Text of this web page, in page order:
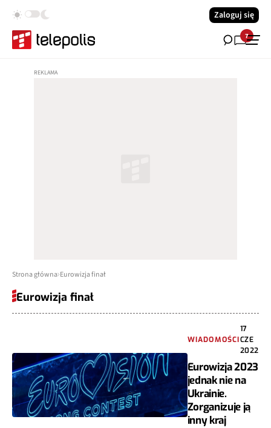
Zaloguj się
7
Strona główna Eurowizja finał
Eurowizja finał
WIADOMOŚCI
17
CZE
2022
Eurowizja 2023
jednak nie na
Ukrainie.
Zorganizuje ją
inny kraj